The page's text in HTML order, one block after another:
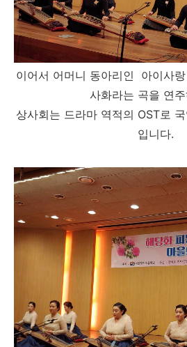
이어서 어머니 동아리인 아이사
사화라는 곡을 연
상사회는 드라마 역적의 OST로
입니다.